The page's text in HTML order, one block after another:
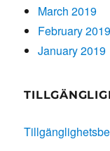
March 2019
February 2019
January 2019